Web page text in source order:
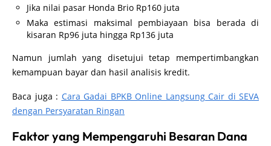
Jika nilai pasar Honda Brio Rp160 juta
Maka estimasi maksimal pembiayaan bisa berada di
kisaran Rp96 juta hingga Rp136 juta
Namun jumlah yang disetujui tetap mempertimbangkan
kemampuan bayar dan hasil analisis kredit.
Baca juga : Cara Gadai BPKB Online Langsung Cair di SEVA
dengan Persyaratan Ringan
Faktor yang Mempengaruhi Besaran Dana